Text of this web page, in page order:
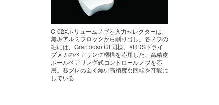
C-02Xボリュームノブと入力セレクターは、
無垢アルミブロックから削り出し。各ノブの
軸には、Grandioso C1同様、VRDSドライ
ブメカのベアリング機構を応用した、高精度
ボールベアリング式コントロールノブを応
用。芯ブレの全く無い高精度な回転を可能に
している